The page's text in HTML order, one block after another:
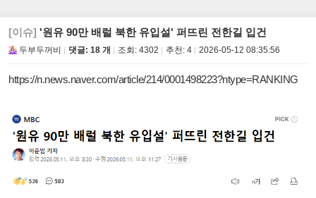
[이슈] '원유 90만 배럴 북한 유입설' 퍼뜨린 전한길 입건
두부두꺼비 댓글: 18 개 조회: 4302 추천: 4 2026-05-12 08:35:56
https://n.news.naver.com/article/214/0001498223?ntype=RANKING